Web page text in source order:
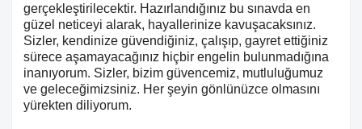
gerçekleştirilecektir. Hazırlandığınız bu sınavda en
güzel neticeyi alarak, hayallerinize kavuşacaksınız.
Sizler, kendinize güvendiğiniz, çalışıp, gayret ettiğiniz
sürece aşamayacağınız hiçbir engelin bulunmadığına
inanıyorum. Sizler, bizim güvencemiz, mutluluğumuz
ve geleceğimizsiniz. Her şeyin gönlünüzce olmasını
yürekten diliyorum.